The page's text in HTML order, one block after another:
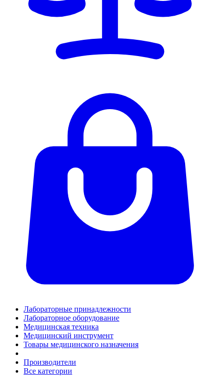
Лабораторные принадлежности
Лабораторное оборудование
Медицинская техника
Медицинский инструмент
Товары медицинского назначения
Производители
Все категории